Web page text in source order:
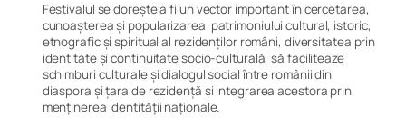
Festivalul se dorește a fi un vector important în cercetarea,
cunoașterea și popularizarea patrimoniului cultural, istoric,
etnografic și spiritual al rezidenților români, diversitatea prin
identitate și continuitate socio-culturală, să faciliteaze
schimburi culturale și dialogul social între românii din
diaspora și țara de rezidență și integrarea acestora prin
menținerea identității naționale.